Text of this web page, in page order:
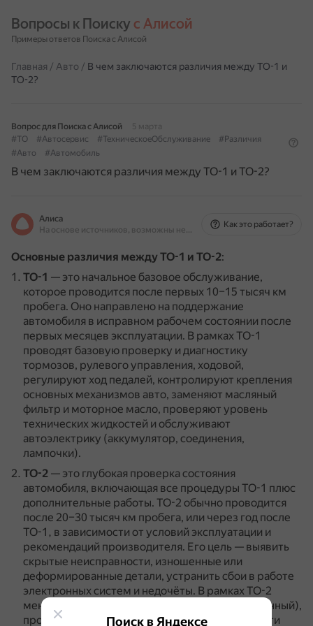
Вопросы к Поиску с Алисой
Примеры ответов Поиска с Алисой
Главная / Авто / В чем заключаются различия между ТО-1 и
ТО-2?
Вопрос для Поиска с Алисой
5 марта
#ТО
#Автосервис #ТехническоеОбслуживание
#Различия
#Авто
#Автомобиль
В чем заключаются различия между ТО-1 и ТО-2?
Алиса
На основе источников, возможны неточности
Как это работает?
Основные различия между ТО-1 и ТО-2:
ТО-1 — это начальное базовое обслуживание,
которое проводится после первых 10–15 тысяч км
пробега. Оно направлено на поддержание
автомобиля в исправном рабочем состоянии после
первых месяцев эксплуатации. В рамках ТО-1
проводят базовую проверку и диагностику
тормозов, рулевого управления, ходовой,
регулируют ход педалей, контролируют крепления
основных механизмов авто, заменяют масляный
фильтр и моторное масло, проверяют уровень
технических жидкостей и обслуживают
автоэлектрику (аккумулятор, соединения,
лампочки).
ТО-2 — это глубокая проверка состояния
автомобиля, включающая все процедуры ТО-1 плюс
дополнительные работы. ТО-2 обычно проводится
после 20–30 тысяч км пробега, или через год после
ТО-1, в зависимости от условий эксплуатации и
рекомендаций производителя. Его цель — выявить
скрытые неисправности, изношенные или
деформированные детали, устранить сбои в работе
электронных систем и недочёты. В рамках ТО-2
меняют фильтры (топливный, воздушный, салонный),
проверяют свечи зажигания, при необходимости
Поиск в Яндексе